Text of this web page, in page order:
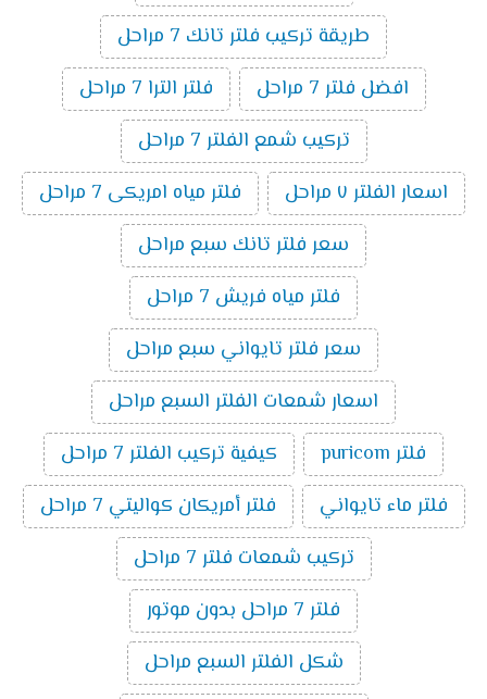
طريقة تركيب فلتر تانك 7 مراحل
افضل فلتر 7 مراحل
فلتر الترا 7 مراحل
تركيب شمع الفلتر 7 مراحل
اسعار الفلتر ٧ مراحل
فلتر مياه امريكى 7 مراحل
سعر فلتر تانك سبع مراحل
فلتر مياه فريش 7 مراحل
سعر فلتر تايواني سبع مراحل
اسعار شمعات الفلتر السبع مراحل
فلتر puricom
كيفية تركيب الفلتر 7 مراحل
فلتر ماء تايواني
فلتر أمريكان كواليتي 7 مراحل
تركيب شمعات فلتر 7 مراحل
فلتر 7 مراحل بدون موتور
شكل الفلتر السبع مراحل